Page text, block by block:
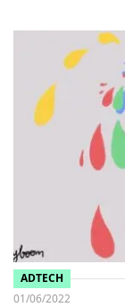
ADTECH
01/06/2022